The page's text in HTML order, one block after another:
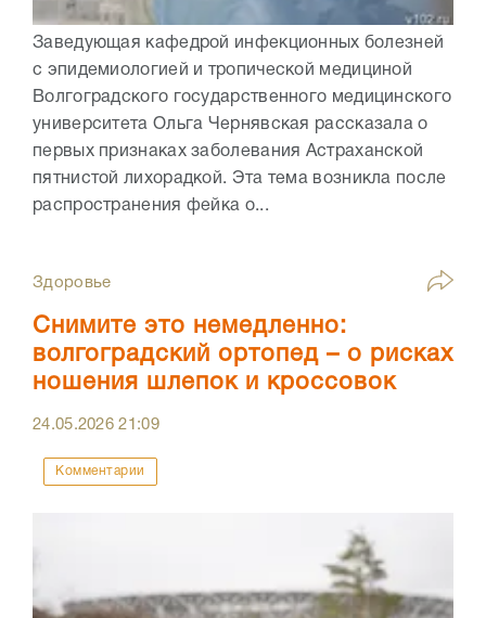
Заведующая кафедрой инфекционных болезней
с эпидемиологией и тропической медициной
Волгоградского государственного медицинского
университета Ольга Чернявская рассказала о
первых признаках заболевания Астраханской
пятнистой лихорадкой. Эта тема возникла после
распространения фейка о...
Здоровье
Снимите это немедленно:
волгоградский ортопед – о рисках
ношения шлепок и кроссовок
24.05.202621:09
Комментарии